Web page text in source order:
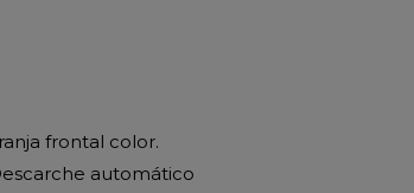
frontal color.
automático